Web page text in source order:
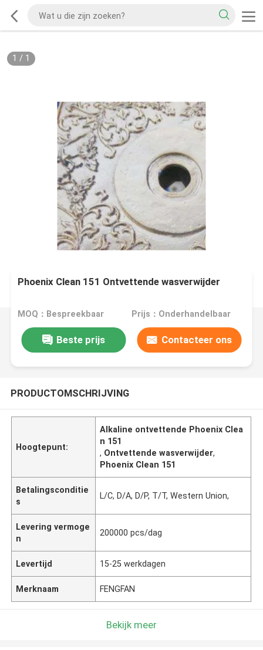
1 / 1
Phoenix Clean 151 Ontvettende wasverwijder
MOQ：Bespreekbaar Prijs：Onderhandelbaar
Beste prijs Contacteer ons
PRODUCTOMSCHRIJVING
Hoogtepunt:
Alkaline ontvettende Phoenix Clea
n 151
, Ontvettende wasverwijder,
Phoenix Clean 151
Betalingsconditie
s
L/C, D/A, D/P, T/T, Western Union,
Levering vermoge
n
200000 pcs/dag
Levertijd 15-25 werkdagen
Merknaam FENGFAN
Bekijk meer